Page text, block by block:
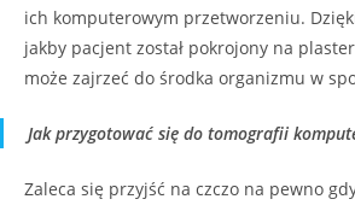
ich komputerowym przetworzeniu.
jakby pacjent został pokrojony na
może zajrzeć do środka organizmu w
Jak przygotować się do tomografii
Zaleca się przyjść na czczo na pewno